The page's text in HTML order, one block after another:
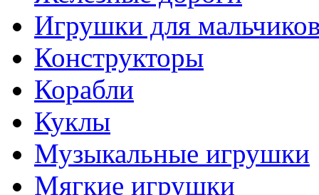
Игрушки для
Конструкторы
Корабли
Куклы
Музыкальные игрушки
Мягкие игрушки